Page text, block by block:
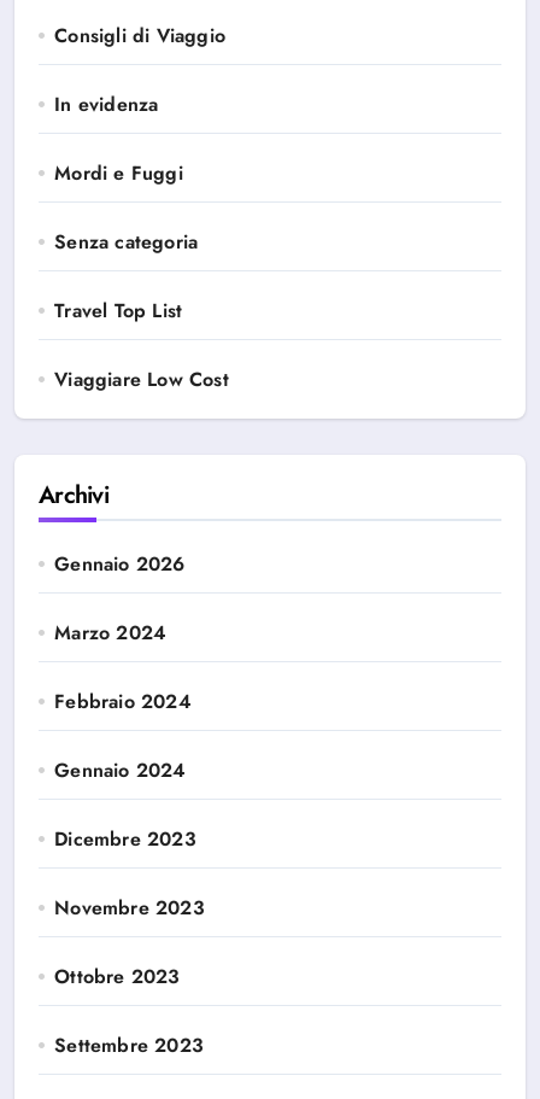
Consigli di Viaggio
In evidenza
Mordi e Fuggi
Senza categoria
Travel Top List
Viaggiare Low Cost
Archivi
Gennaio 2026
Marzo 2024
Febbraio 2024
Gennaio 2024
Dicembre 2023
Novembre 2023
Ottobre 2023
Settembre 2023